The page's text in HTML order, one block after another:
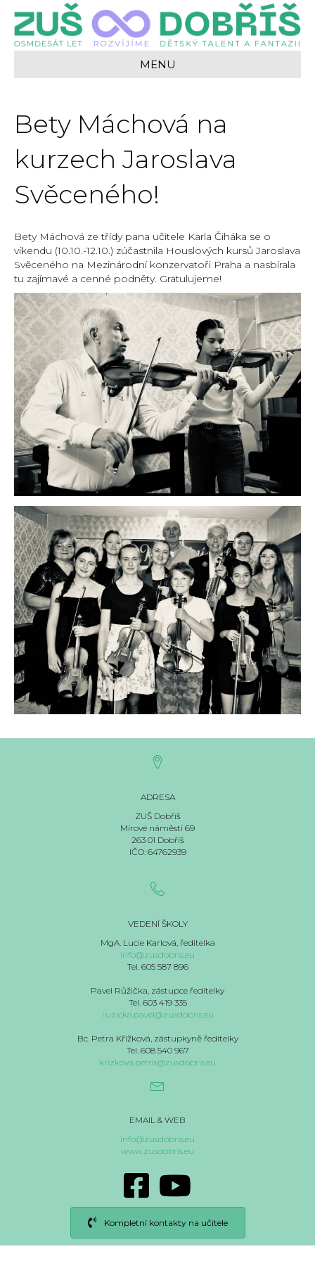
MENU
Bety Máchová na
kurzech Jaroslava
Svěceného!
Bety Máchová ze třídy pana učitele Karla Čiháka se o
víkendu (10.10.-12.10.) zúčastnila Houslových kursů Jaroslava
Svěceného na Mezinárodní konzervatoři Praha a nasbírala
tu zajímavé a cenné podněty. Gratulujeme!
ADRESA
ZUŠ Dobříš
Mírové náměstí 69
263 01 Dobříš
IČO: 64762939
VEDENÍ ŠKOLY
MgA. Lucie Karlová, ředitelka
info@zusdobris.eu
Tel. 605 587 896
Pavel Růžička, zástupce ředitelky
Tel. 603 419 335
ruzicka.pavel@zusdobris.eu
Bc. Petra Křížková, zástupkyně ředitelky
Tel. 608 540 967
krizkova.petra@zusdobris.eu
EMAIL & WEB
info@zusdobris.eu
www.zusdobris.eu
Kompletní kontakty na učitele